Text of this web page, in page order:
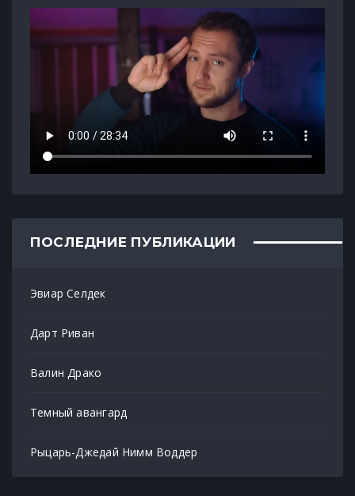
ПОСЛЕДНИЕ ПУБЛИКАЦИИ
Эвиар Селдек
Дарт Риван
Валин Драко
Темный авангард
Рыцарь-Джедай Нимм Воддер